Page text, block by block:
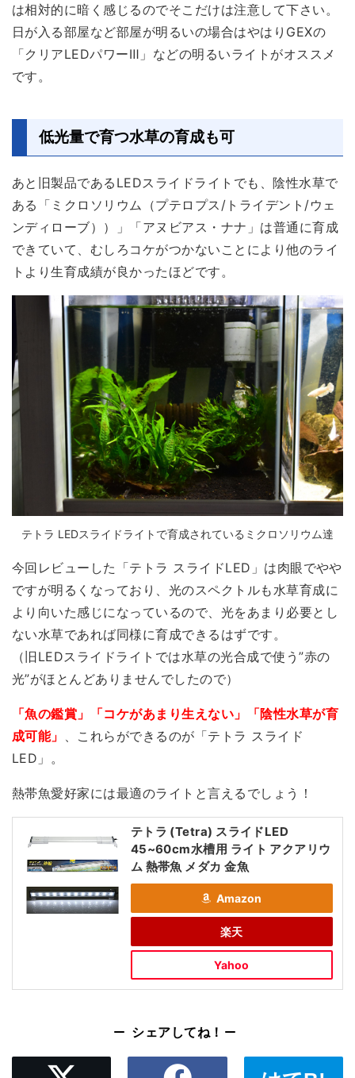
は相対的に暗く感じるのでそこだけは注意して下さい。
日が入る部屋など部屋が明るいの場合はやはりGEXの
「クリアLEDパワーⅢ」などの明るいライトがオススメ
です。
低光量で育つ水草の育成も可
あと旧製品であるLEDスライドライトでも、陰性水草で
ある「ミクロソリウム（プテロプス/トライデント/ウェ
ンディローブ））」「アヌビアス・ナナ」は普通に育成
できていて、むしろコケがつかないことにより他のライ
トより生育成績が良かったほどです。
テトラ LEDスライドライトで育成されているミクロソリウム達
今回レビューした「テトラ スライドLED」は肉眼でやや
ですが明るくなっており、光のスペクトルも水草育成に
より向いた感じになっているので、 光をあまり必要とし
ない水草であれば同様に育成できる はずです。
（旧LEDスライドライトでは水草の光合成で使う”赤の
光”がほとんどありませんでしたので）
「魚の鑑賞」「コケがあまり生えない」「陰性水草が育
成可能」 、これらができるのが「テトラ スライド
LED」。
熱帯魚愛好家には最適のライト と言えるでしょう！
テトラ (Tetra) スライドLED
45~60cm水槽用 ライト アクアリウ
ム 熱帯魚 メダカ 金魚
Amazon
楽天
Yahoo
シェアしてね！